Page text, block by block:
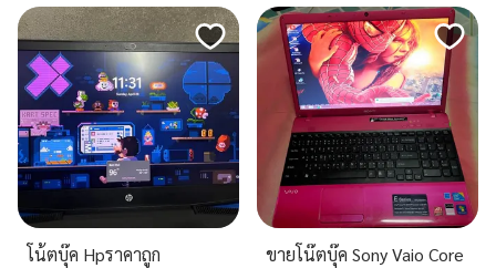
โน้ตบุ๊ค Hpราคาถูก
ขายโน๊ตบุ๊ค Sony Vaio Core